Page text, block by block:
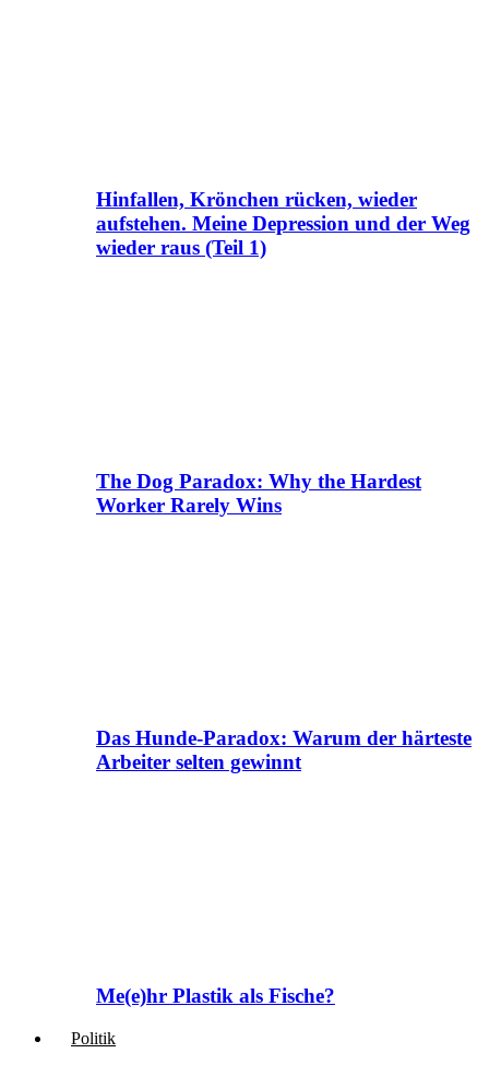
Hinfallen, Krönchen rücken, wieder
aufstehen. Meine Depression und der Weg
wieder raus (Teil 1)
The Dog Paradox: Why the Hardest
Worker Rarely Wins
Das Hunde-Paradox: Warum der härteste
Arbeiter selten gewinnt
Me(e)hr Plastik als Fische?
Politik